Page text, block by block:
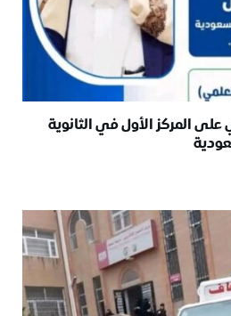
المركز الأول في الثانوية